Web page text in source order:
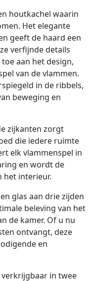
houtkachel waarin
Het elegante
geeft de haard een
verfijnde details
aan het design,
van de vlammen.
in de ribbels,
beweging en
zijkanten zorgt
die iedere ruimte
elk vlammenspel in
en wordt de
het interieur.
glas aan drie zijden
beleving van het
de kamer. Of u nu
ontvangt, deze
en
verkrijgbaar in twee